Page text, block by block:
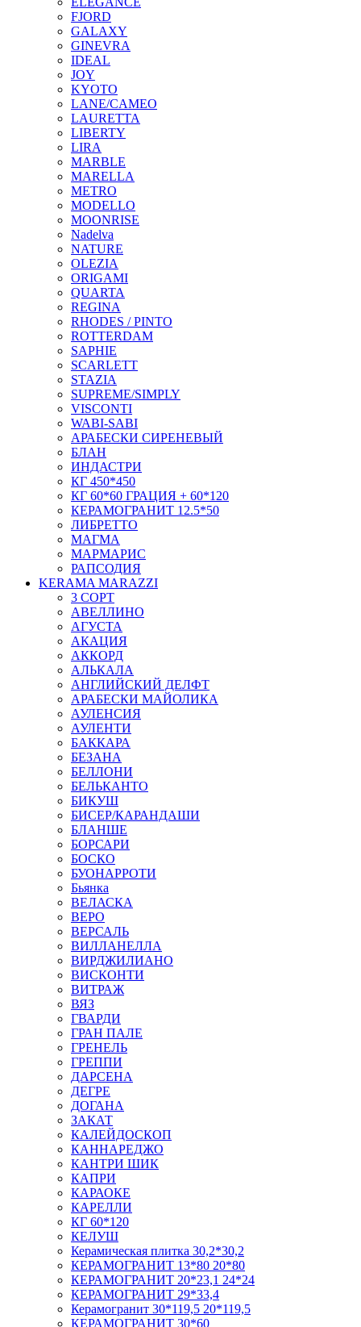
FJORD
GALAXY
GINEVRA
IDEAL
JOY
KYOTO
LANE/CAMEO
LAURETTA
LIBERTY
LIRA
MARBLE
MARELLA
METRO
MODELLO
MOONRISE
Nadelva
NATURE
OLEZIA
ORIGAMI
QUARTA
REGINA
RHODES / PINTO
ROTTERDAM
SAPHIE
SCARLETT
STAZIA
SUPREME/SIMPLY
VISCONTI
WABI-SABI
АРАБЕСКИ СИРЕНЕВЫЙ
БЛАН
ИНДАСТРИ
КГ 450*450
КГ 60*60 ГРАЦИЯ + 60*120
КЕРАМОГРАНИТ 12.5*50
ЛИБРЕТТО
МАГМА
МАРМАРИС
РАПСОДИЯ
KERAMA MARAZZI
3 СОРТ
АВЕЛЛИНО
АГУСТА
АКАЦИЯ
АККОРД
АЛЬКАЛА
АНГЛИЙСКИЙ ДЕЛФТ
АРАБЕСКИ МАЙОЛИКА
АУЛЕНСИЯ
АУЛЕНТИ
БАККАРА
БЕЗАНА
БЕЛЛОНИ
БЕЛЬКАНТО
БИКУШ
БИСЕР/КАРАНДАШИ
БЛАНШЕ
БОРСАРИ
БОСКО
БУОНАРРОТИ
Бьянка
ВЕЛАСКА
ВЕРО
ВЕРСАЛЬ
ВИЛЛАНЕЛЛА
ВИРДЖИЛИАНО
ВИСКОНТИ
ВИТРАЖ
ВЯЗ
ГВАРДИ
ГРАН ПАЛЕ
ГРЕНЕЛЬ
ГРЕППИ
ДАРСЕНА
ДЕГРЕ
ДОГАНА
ЗАКАТ
КАЛЕЙДОСКОП
КАННАРЕДЖО
КАНТРИ ШИК
КАПРИ
КАРАОКЕ
КАРЕЛЛИ
КГ 60*120
КЕЛУШ
Керамическая плитка 30,2*30,2
КЕРАМОГРАНИТ 13*80 20*80
КЕРАМОГРАНИТ 20*23,1 24*24
КЕРАМОГРАНИТ 29*33,4
Керамогранит 30*119,5 20*119,5
КЕРАМОГРАНИТ 30*60